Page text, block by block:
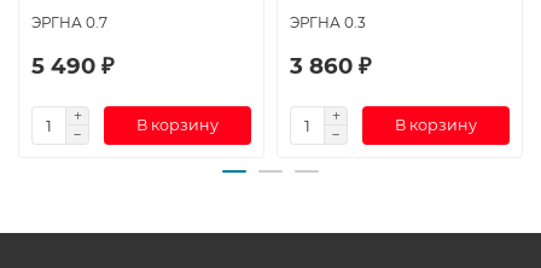
ЭРГНА 0.7
5 490 ₽
В корзину
ЭРГНА 0.3
3 860 ₽
В корзину